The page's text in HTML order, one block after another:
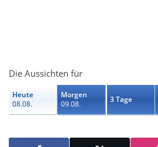
Die Aussichten für
Heute
08.08.
Morgen
09.08.
3 Tage